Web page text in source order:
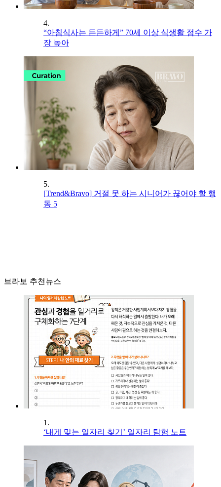
4.
“아침식사는 든든하게” 70세 이상 식생활 점수 가
장 높아
5.
[Trend&Bravo] 거절 못 하는 시니어가 끊어야 할 행
동 5
브라보 추천뉴스
1.
‘내게 맞는 일자리 찾기’ 일자리 탐험 노트